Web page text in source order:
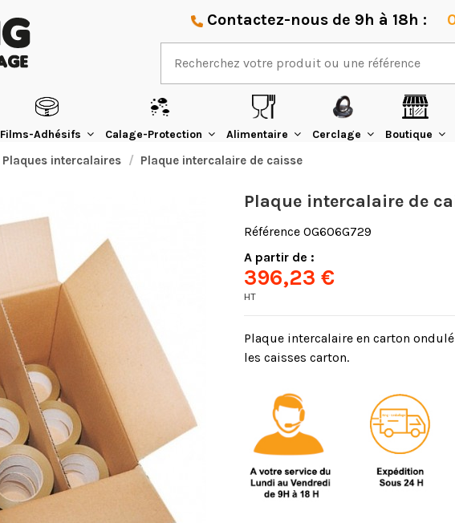
Contactez-nous de 9h à 18h :
Films-Adhésifs Calage-Protection Alimentaire Cerclage Boutique
Plaques intercalaires Plaque intercalaire de caisse
Plaque intercalaire de
Référence OG606G729
A partir de :
396,23 €
HT
Plaque intercalaire en carton
les caisses carton.